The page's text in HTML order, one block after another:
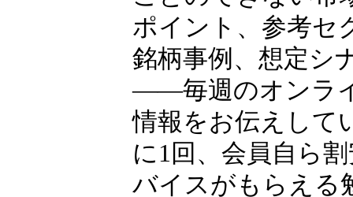
体相場と定性分
全体相場から数値
ことのできない市
ポイント、参考セ
銘柄事例、想定シ
――毎週のオンラ